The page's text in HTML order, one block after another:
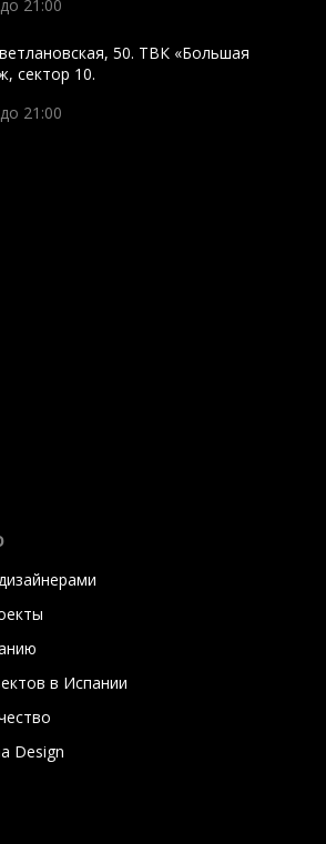
21:00
50. ТВК «Большая
сектор 10.
21:00
в Испании
Design